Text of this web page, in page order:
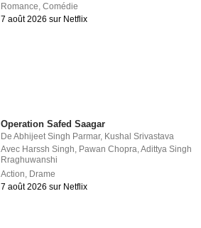
Romance ,Comédie
7 août 2026 sur Netflix
Operation Safed Saagar
DeAbhijeet Singh Parmar, Kushal Srivastava
Avec Harssh Singh, Pawan Chopra,Adittya Singh
Rraghuwanshi
Action, Drame
7 août 2026 sur Netflix